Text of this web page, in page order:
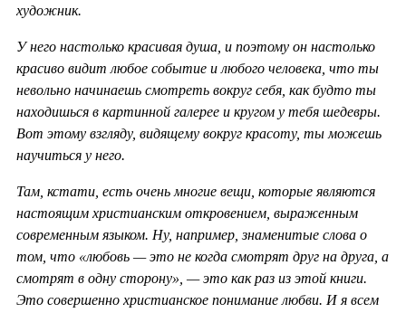
художник.
У него настолько красивая душа, и поэтому он настолько
красиво видит любое событие и любого человека, что ты
невольно начинаешь смотреть вокруг себя, как будто ты
находишься в картинной галерее и кругом у тебя шедевры.
Вот этому взгляду, видящему вокруг красоту, ты можешь
научиться у него.
Там, кстати, есть очень многие вещи, которые являются
настоящим христианским откровением, выраженным
современным языком. Ну, например, знаменитые слова о
том, что «любовь — это не когда смотрят друг на друга, а
смотрят в одну сторону», — это как раз из этой книги.
Это совершенно христианское понимание любви. И я всем